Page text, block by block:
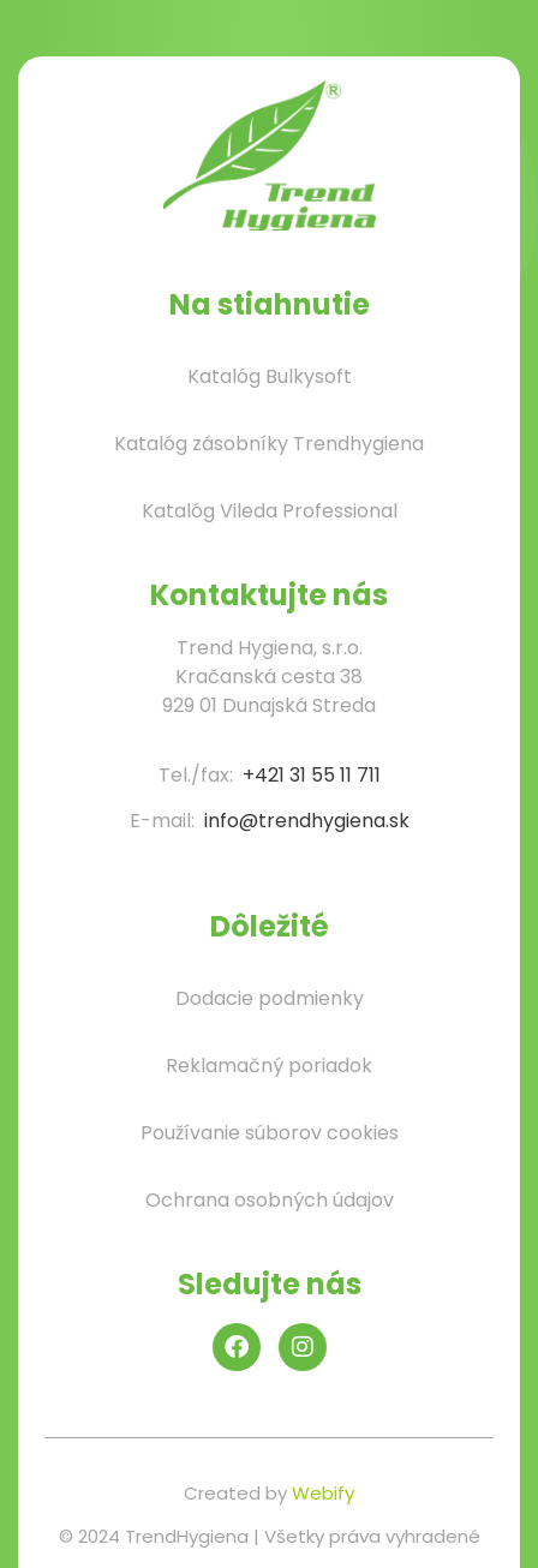
Na stiahnutie
Katalóg Bulkysoft
Katalóg zásobníky Trendhygiena
Katalóg Vileda Professional
Kontaktujte nás
Trend Hygiena, s.r.o.
Kračanská cesta 38
929 01 Dunajská Streda
Tel./fax: +421 31 55 11 711
E-mail: info@trendhygiena.sk
Dôležité
Dodacie podmienky
Reklamačný poriadok
Používanie súborov cookies
Ochrana osobných údajov
Sledujte nás
Created byWebify
© 2024 TrendHygiena | Všetky práva vyhradené